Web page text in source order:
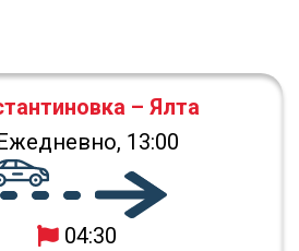
– Ялта
13:00
04:30